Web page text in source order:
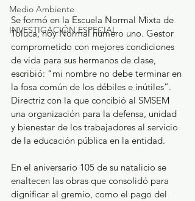
Medio Ambiente
INVESTIGACIÓN ESPECIAL
Se formó en la Escuela Normal Mixta de
Toluca, hoy Normal número uno. Gestor
comprometido con mejores condiciones
de vida para sus hermanos de clase,
escribió: “mi nombre no debe terminar en
la fosa común de los débiles e inútiles”.
Directriz con la que concibió al SMSEM
una organización para la defensa, unidad
y bienestar de los trabajadores al servicio
de la educación pública en la entidad.
En el aniversario 105 de su natalicio se
enaltecen las obras que consolidó para
dignificar al gremio, como el pago del